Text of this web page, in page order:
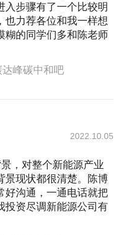
入步骤有了一个比较明
也力荐各位和我一样想
糊的同学们多和陈老师
峰碳中和吧
2022.10.05
，对整个新能源产业
景现状都很清楚。陈博
好沟通，一通电话就把
投资尽调新能源公司有